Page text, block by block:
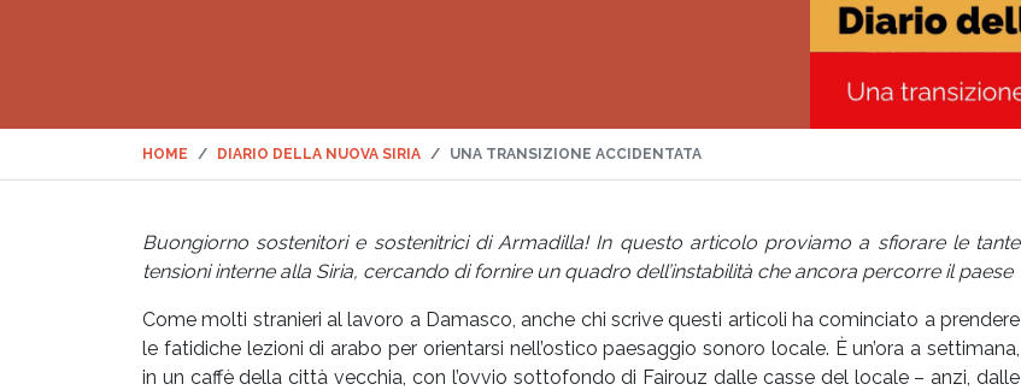
HOME DIARIO DELLA NUOVA SIRIA UNA TRANSIZIONE ACCIDENTATA
Buongiorno sostenitori e sostenitrici di Armadilla! In questo articolo proviamo a sfiorare le tante
tensioni interne alla Siria, cercando di fornire un quadro dell’instabilità che ancora percorre il paese
Come molti stranieri al lavoro a Damasco, anche chi scrive questi articoli ha cominciato a prendere
le fatidiche lezioni di arabo per orientarsi nell’ostico paesaggio sonoro locale. È un’ora a settimana,
in un caffè della città vecchia, con l’ovvio sottofondo di Fairouz dalle casse del locale – anzi, dalle